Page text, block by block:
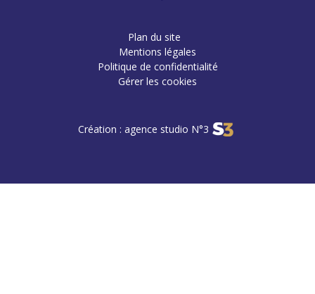
Plan du site
Mentions légales
Politique de confidentialité
Gérer les cookies
Création : agence studio N°3